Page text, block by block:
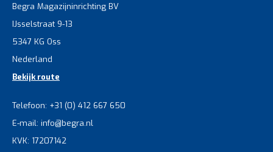
Begra Magazijninrichting BV
IJsselstraat 9-13
5347 KG Oss
Nederland
Bekijk route
Telefoon: +31 (0) 412 667 650
E-mail: info@begra.nl
KVK: 17207142